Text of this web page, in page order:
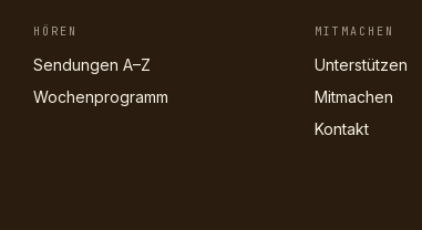
HÖREN
Sendungen A–Z
Wochenprogramm
MITMACHEN
Unterstützen
Mitmachen
Kontakt